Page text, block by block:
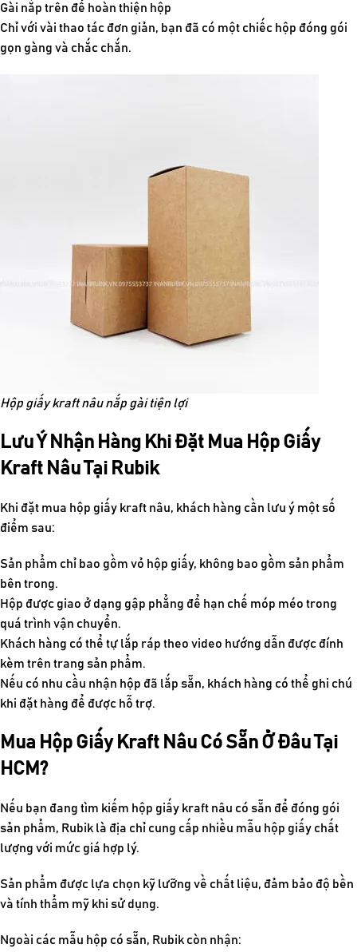
Gài nắp trên để hoàn thiện hộp
Chỉ với vài thao tác đơn giản, bạn đã có một chiếc hộp đóng gói
gọn gàng và chắc chắn.
Hộp giấy kraft nâu nắp gài tiện lợi
Lưu Ý Nhận Hàng Khi Đặt Mua Hộp Giấy
Kraft Nâu Tại Rubik
Khi đặt mua hộp giấy kraft nâu, khách hàng cần lưu ý một số
điểm sau:
Sản phẩm chỉ bao gồm vỏ hộp giấy, không bao gồm sản phẩm
bên trong.
Hộp được giao ở dạng gập phẳng để hạn chế móp méo trong
quá trình vận chuyển.
Khách hàng có thể tự lắp ráp theo video hướng dẫn được đính
kèm trên trang sản phẩm.
Nếu có nhu cầu nhận hộp đã lắp sẵn, khách hàng có thể ghi chú
khi đặt hàng để được hỗ trợ.
Mua Hộp Giấy Kraft Nâu Có Sẵn Ở Đâu Tại
HCM?
Nếu bạn đang tìm kiếm hộp giấy kraft nâu có sẵn để đóng gói
sản phẩm, Rubik là địa chỉ cung cấp nhiều mẫu hộp giấy chất
lượng với mức giá hợp lý.
Sản phẩm được lựa chọn kỹ lưỡng về chất liệu, đảm bảo độ bền
và tính thẩm mỹ khi sử dụng.
Ngoài các mẫu hộp có sẵn, Rubik còn nhận: